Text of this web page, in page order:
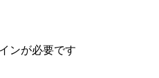
ンが必要です